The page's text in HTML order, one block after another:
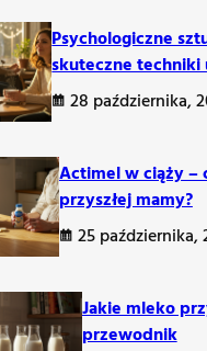
odżywczych.
Psychologiczne
skuteczne techniki
28 października,
Actimel w ciąży –
przyszłej mamy?
25 października,
Jakie mleko
przewodnik